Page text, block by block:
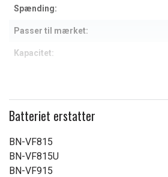
Spænding:
Passer til mærket:
Kapacitet:
Batteriet erstatter
BN-VF815
BN-VF815U
BN-VF915